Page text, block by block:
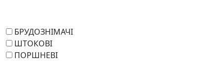
БРУДОЗНІМАЧІ
ШТОКОВІ
ПОРШНЕВІ